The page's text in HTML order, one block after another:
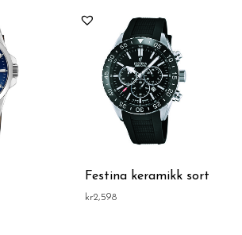
Festina keramikk sort
kr2,598